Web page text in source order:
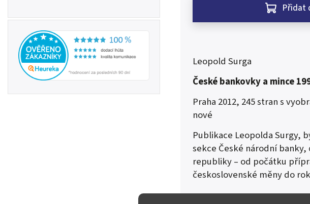
Přidat
Leopold Surga
České bankovky a mince
Praha 2012, 245 stran s
nové
Publikace Leopolda Surgy,
sekce České národní banky,
republiky – od počátku
československé měny do